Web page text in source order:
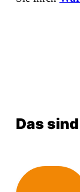
Das